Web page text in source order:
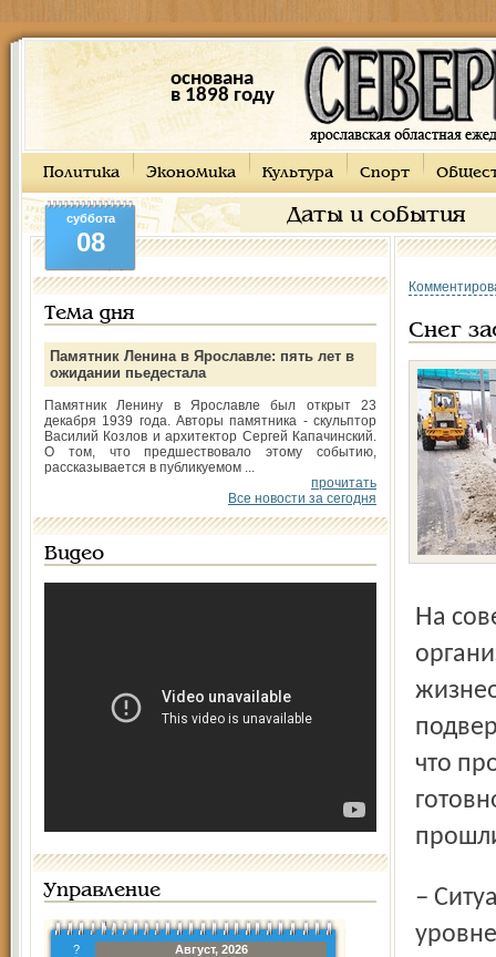
основана
в 1898 году
Политика Экономика Культура Спорт
Даты и события
суббота
08
Тема дня
Памятник Ленина в Ярославле: пять лет в
ожидании пьедестала
Памятник Ленину в Ярославле был открыт 23
декабря 1939 года. Авторы памятника - скульптор
Василий Козлов и архитектор Сергей Капачинский.
О том, что предшествовало этому событию,
рассказывается в публикуемом ...
прочитать
Все новости за сегодня
Видео
Управление
?
Август, 2026
Снег
На совещании с руководителями предприятий и
что
– Ситуация с уборкой города находится на очень низком